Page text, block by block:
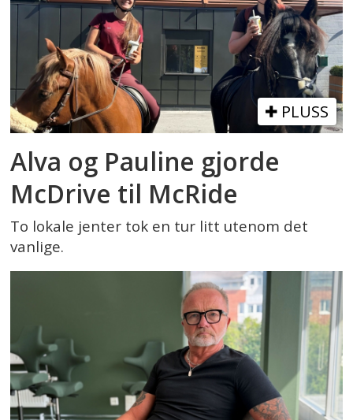
PLUSS
Alva og Pauline gjorde
McDrive til McRide
To lokale jenter tok en tur litt utenom det
vanlige.